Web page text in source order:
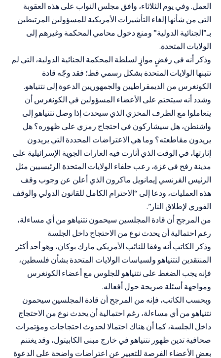
العمل. وفي يوم الثلاثاء، وافق مجلس النواب على هذه العقوبة
التي من شأنها إلغاء التأشيرات الأمريكية للمسؤولين المرتبطين
بـ”الجنائية الدولية” ومنع دخول محامي المحكمة وغيرهم إلى
الولايات المتحدة.
وذكر أنه في رفضٍ موازٍ لسلطة المحكمة الجنائية الدولية، التي لم
تتبنها الولايات المتحدة بشكل رسمي قط؛ فقد وجّه قادة
الكونغرس من الديمقراطيين والجمهوريين الدعوة إلى نتنياهو.
وشدد أنه سيتحتم على الأعضاء المسؤولين في الكونغرس أن
يتعاملوا مع الظرف المخزي الذي سيحدث إذا وصل نتنياهو إلى
واشنطن، هل سيشاركون في احتجاج رمزي على ظهوره؟ هل
يريدون مقاطعته؟ وما هي الاعتراضات المحددة التي يريدون
إثارتها، في الوقت الذي أثارت فيه الغارات الجوية الإسرائيلية على
مدينة رفح في غزة، رعب حلفاء الولايات المتحدة الرئيسيين مثل
الرئيس الفرنسي إيمانويل ماكرون الذي أعلن عن وجوب وقف
هذه العمليات، ودعا إلى “الاحترام الكامل للقانون الدولي والوقف
الفوري لإطلاق النار”.
من المرجح أن قادة المجلسين سيحمون نتنياهو من أي مساءلة،
رغم احتمالية أن يحدث نوع من الاحتجاج داخل الجلسة
وذكر الكاتب أنه وفقا للنائب الأمريكي مارك بوكان، وهو أحد أكثر
المنتقدين لنتنياهو ولسياسات الولايات المتحدة بشأن فلسطين،
فإنه يجب الضغط على نتنياهو للجلوس مع أعضاء الكونغرس
ومواجهة أسئلة صريحة حول أفعاله.
وبحسب الكاتب، فإنه من المرجح أن قادة المجلسين سيحمون
نتنياهو من أي مساءلة، رغم احتمالية أن يحدث نوع من الاحتجاج
داخل الجلسة، كما أن هناك احتمالا لحدوث احتجاجات ومؤتمرات
صحافية تدين ظهور نتنياهو في خارج مبنى الكابيتول، وقد يغتنم
بعض الأعضاء الفرصة للتعبير عن اعتراضات واضحة على الدعوة